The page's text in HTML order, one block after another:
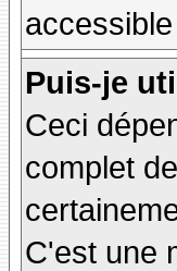
Puis-je
Ceci
complet
C'est une